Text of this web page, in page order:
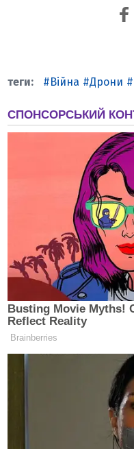
Війна Дрони